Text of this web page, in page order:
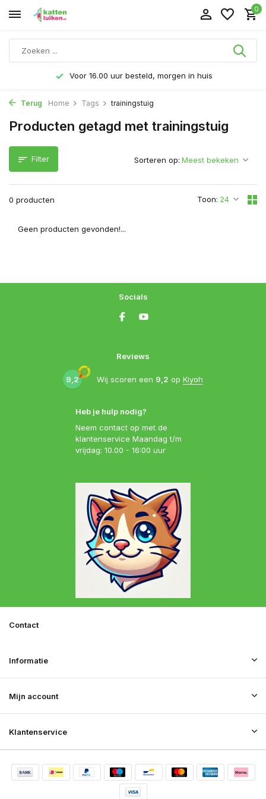
0
Voor 16.00 uur besteld, morgen in huis
Terug Home Tags trainingstuig
Producten getagd met trainingstuig
Filter
0 producten Toon:
Sorteren op:
Geen producten gevonden!...
Heb je hulp nodig?
Neem contact op met de
klantenservice Maandag t/m
vrijdag: 10.00 - 16:00 uur
Reviews
9,2 Wij scoren een 9,2 op Kiyoh
Socials
Klantenservice
Mijn account
Informatie
Contact